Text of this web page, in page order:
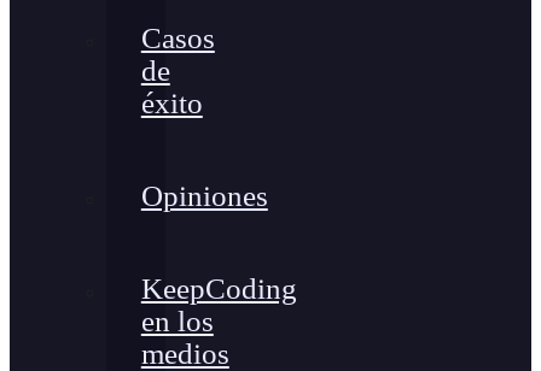
Casos
de
éxito
Opiniones
KeepCoding
en los
medios